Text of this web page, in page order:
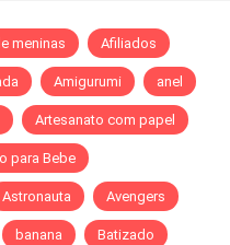
meninas Afiliados
Amigurumi anel
Artesanato com papel
para Bebe
Astronauta Avengers
banana Batizado